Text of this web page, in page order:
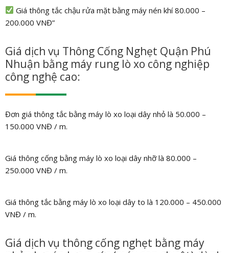
Giá thông tắc chậu rửa mặt bằng máy nén khí 80.000 –
200.000 VNĐ”
Giá dịch vụ Thông Cống Nghẹt Quận Phú
Nhuận bằng máy rung lò xo công nghiệp
công nghệ cao:
Đơn giá thông tắc bằng máy lò xo loại dây nhỏ là 50.000 –
150.000 VNĐ / m.
Giá thông cống bằng máy lò xo loại dây nhỡ là 80.000 –
250.000 VNĐ / m.
Giá thông tắc bằng máy lò xo loại dây to là 120.000 – 450.000
VNĐ / m.
Giá dịch vụ thông cống nghẹt bằng máy